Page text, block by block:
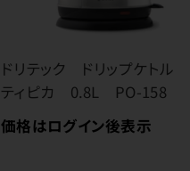
ドリテック ドリップケトル
ティピカ 0.8L PO-158
価格はログイン後表示